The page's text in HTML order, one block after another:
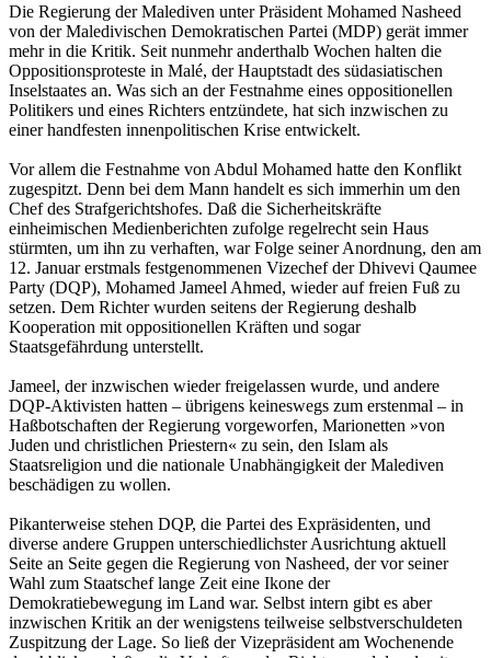
Die Regierung der Malediven unter Präsident Mohamed Nasheed
von der Maledivischen Demokratischen Partei (MDP) gerät immer
mehr in die Kritik. Seit nunmehr anderthalb Wochen halten die
Oppositionsproteste in Malé, der Hauptstadt des südasiatischen
Inselstaates an. Was sich an der Festnahme eines oppositionellen
Politikers und eines Richters entzündete, hat sich inzwischen zu
einer handfesten innenpolitischen Krise entwickelt.
Vor allem die Festnahme von Abdul Mohamed hatte den Konflikt
zugespitzt. Denn bei dem Mann handelt es sich immerhin um den
Chef des Strafgerichtshofes. Daß die Sicherheitskräfte
einheimischen Medienberichten zufolge regelrecht sein Haus
stürmten, um ihn zu verhaften, war Folge seiner Anordnung, den am
12. Januar erstmals festgenommenen Vizechef der Dhivevi Qaumee
Party (DQP), Mohamed Jameel Ahmed, wieder auf freien Fuß zu
setzen. Dem Richter wurden seitens der Regierung deshalb
Kooperation mit oppositionellen Kräften und sogar
Staatsgefährdung unterstellt.
Jameel, der inzwischen wieder freigelassen wurde, und andere
DQP-Aktivisten hatten – übrigens keineswegs zum erstenmal – in
Haßbotschaften der Regierung vorgeworfen, Marionetten »von
Juden und christlichen Priestern« zu sein, den Islam als
Staatsreligion und die nationale Unabhängigkeit der Malediven
beschädigen zu wollen.
Pikanterweise stehen DQP, die Partei des Expräsidenten, und
diverse andere Gruppen unterschiedlichster Ausrichtung aktuell
Seite an Seite gegen die Regierung von Nasheed, der vor seiner
Wahl zum Staatschef lange Zeit eine Ikone der
Demokratiebewegung im Land war. Selbst intern gibt es aber
inzwischen Kritik an der wenigstens teilweise selbstverschuldeten
Zuspitzung der Lage. So ließ der Vizepräsident am Wochenende